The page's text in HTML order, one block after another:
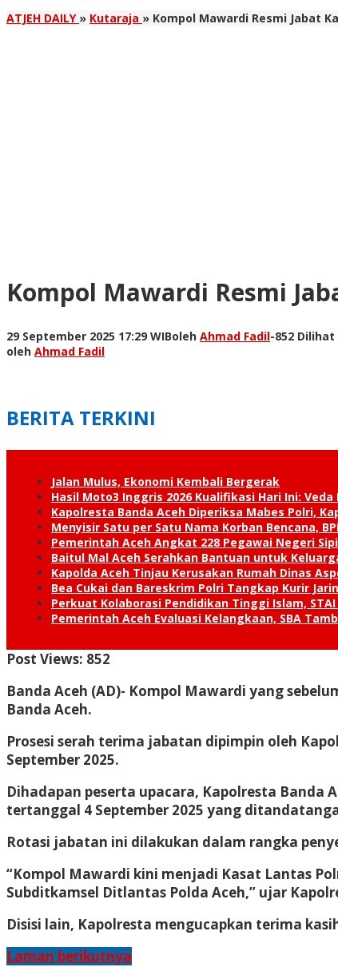
ATJEH DAILY » Kutaraja » Kompol Mawardi Resmi Jabat
Kompol Mawardi Resmi
29 September 2025 17:29 WIBoleh Ahmad Fadil-852 Dilihat
oleh Ahmad Fadil
BERITA TERKINI
Jalan Mulus, Ekonomi Kembali Bergerak
Hasil Moto3 Inggris 2026 Kualifikasi Hari Ini: Veda
Kapolresta Banda Aceh Diperiksa Mabes Polri,
Menyisir Satu per Satu Nama Korban Bencana,
Pemerintah Aceh Angkat 228 Pegawai Negeri
Baitul Mal Aceh Serahkan Bantuan untuk
Kapolda Aceh Tinjau Kerusakan Rumah Dinas
Bea Cukai dan Bareskrim Polri Tangkap Kurir
Perkuat Kolaborasi Pendidikan Tinggi Islam,
Pemerintah Aceh Evaluasi Kelangkaan, SBA
Post Views: 852
Banda Aceh (AD)- Kompol Mawardi yang
Banda Aceh.
Prosesi serah terima jabatan dipimpin oleh
September 2025.
Dihadapan peserta upacara, Kapolresta Banda
tertanggal 4 September 2025 yang
Rotasi jabatan ini dilakukan dalam rangka
“Kompol Mawardi kini menjadi Kasat Lantas
Subditkamsel Ditlantas Polda Aceh,” ujar
Disisi lain, Kapolresta mengucapkan terima
Laman berikutnya